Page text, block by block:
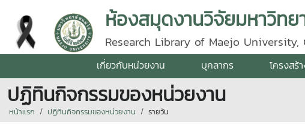
ห้องสมุดงานวิจัยมหาวิทย
Research Library of Maejo University,
เกี่ยวกับหน่วยงาน บุคลากร โครงสร้
ปฏิทินกิจกรรมของหน่วยงาน
หน้าแรก ปฏิทินกิจกรรมของหน่วยงาน รายวัน